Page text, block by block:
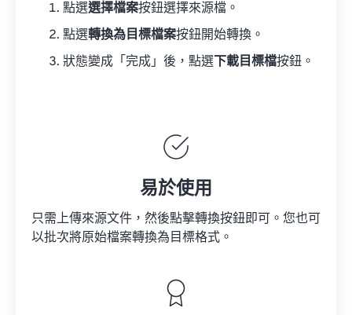
點選選擇檔案按鈕選擇來源檔。
點選轉換為目標檔案按鈕開始轉換。
狀態變成「完成」後，點選 下載目標檔按鈕。
易於使用
只需上傳來源文件，然後點擊轉換按鈕即可。您也可
以批次將原始檔案轉換為目標格式。